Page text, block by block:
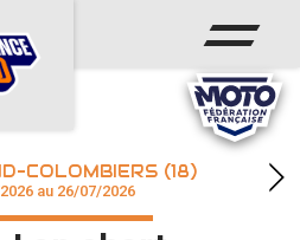
COLOMBIERS (18)
au 26/07/2026